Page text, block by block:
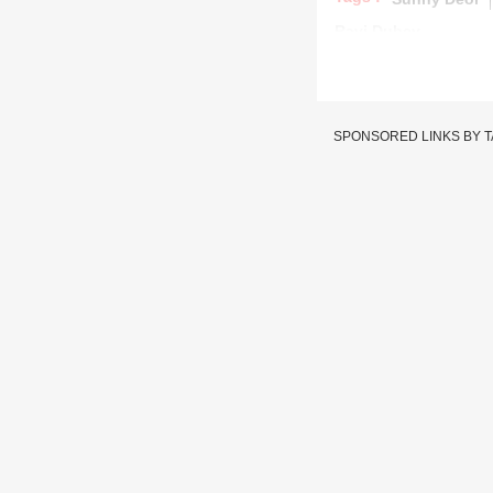
SPONSORED LINKS BY